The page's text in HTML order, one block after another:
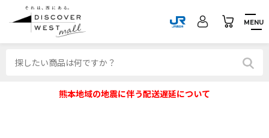
MENU
熊本地域の地震に伴う配送遅延について